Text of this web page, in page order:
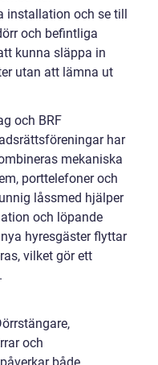
installation och se till
och befintliga
kunna släppa in
utan att lämna ut
och BRF
har
mekaniska
porttelefoner och
låssmed hjälper
och löpande
hyresgäster flyttar
vilket gör ett
och